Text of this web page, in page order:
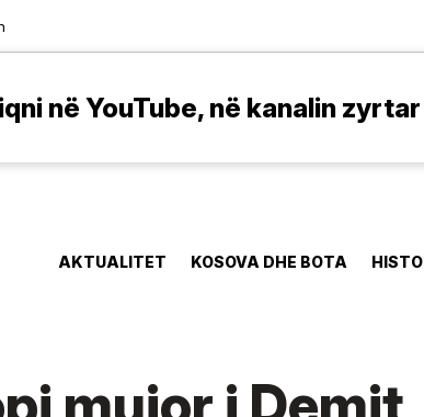
në YouTube, në kanalin
AKTUALITET KOSOVA DHE BOTA